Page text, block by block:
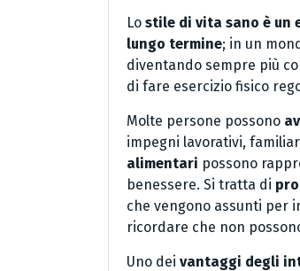
Lo stile di vita sano è un
lungo termine; in un
diventando sempre più
di fare esercizio fisico
Molte persone possono
impegni lavorativi,
alimentari possono
benessere. Si tratta di
che vengono assunti per
ricordare che non
Uno dei vantaggi degli